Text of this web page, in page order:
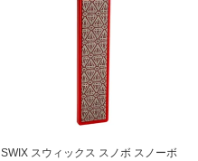
SWIX スウィックス スノボ スノーボ